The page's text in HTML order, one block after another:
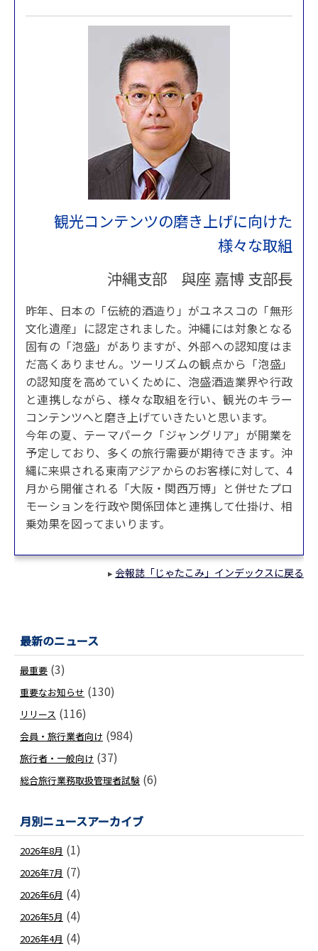
観光コンテンツの磨き上げに向けた
様々な取組
沖縄支部 與座 嘉博 支部長
昨年、日本の「伝統的酒造り」がユネスコの「無形
文化遺産」に認定されました。沖縄には対象となる
固有の「泡盛」がありますが、外部への認知度はま
だ高くありません。ツーリズムの観点から「泡盛」
の認知度を高めていくために、泡盛酒造業界や行政
と連携しながら、様々な取組を行い、観光のキラー
コンテンツへと磨き上げていきたいと思います。
今年の夏、テーマパーク「ジャングリア」が開業を
予定しており、多くの旅行需要が期待できます。沖
縄に来県される東南アジアからのお客様に対して、4
月から開催される「大阪・関西万博」と併せたプロ
モーションを行政や関係団体と連携して仕掛け、相
乗効果を図ってまいります。
▸ 会報誌「じゃたこみ」インデックスに戻る
最新のニュース
最重要 (3)
重要なお知らせ (130)
リリース (116)
会員・旅行業者向け (984)
旅行者・一般向け (37)
総合旅行業務取扱管理者試験 (6)
月別ニュースアーカイブ
2026年8月 (1)
2026年7月 (7)
2026年6月 (4)
2026年5月 (4)
2026年4月 (4)